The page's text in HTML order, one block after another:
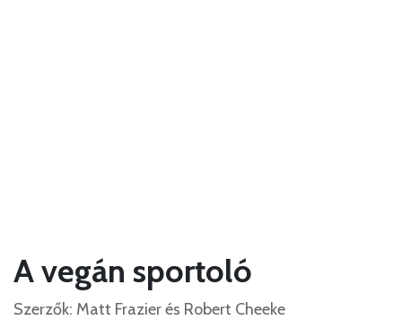
A vegán sportoló
Szerzők: Matt Frazier és Robert Cheeke